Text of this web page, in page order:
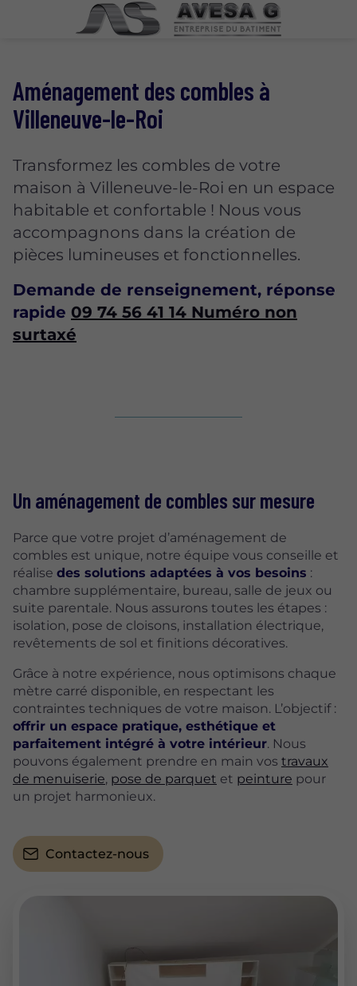
Aménagement des combles à
Villeneuve-le-Roi
Transformez les combles de votre
maison à Villeneuve-le-Roi en un espace
habitable et confortable ! Nous vous
accompagnons dans la création de
pièces lumineuses et fonctionnelles.
Demande de renseignement, réponse
rapide 09 74 56 41 14 Numéro non
surtaxé
Un aménagement de combles sur mesure
Parce que votre projet d’aménagement de
combles est unique, notre équipe vous conseille et
réalise des solutions adaptées à vos besoins :
chambre supplémentaire, bureau, salle de jeux ou
suite parentale. Nous assurons toutes les étapes :
isolation, pose de cloisons, installation électrique,
revêtements de sol et finitions décoratives.
Grâce à notre expérience, nous optimisons chaque
mètre carré disponible, en respectant les
contraintes techniques de votre maison. L’objectif :
offrir un espace pratique, esthétique et
parfaitement intégré à votre intérieur. Nous
pouvons également prendre en main vos travaux
de menuiserie, pose de parquet et peinture pour
un projet harmonieux.
Contactez-nous